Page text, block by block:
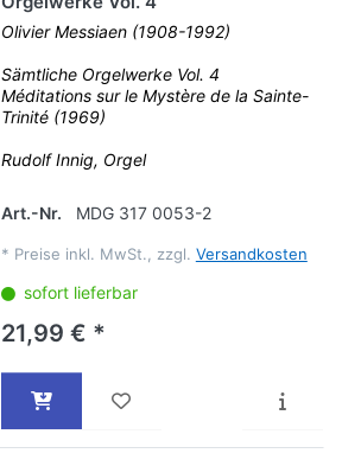
Olivier Messiaen (1908-1992)
Sämtliche Orgelwerke Vol. 4
Méditations sur le Mystère de la Sainte-
Trinité (1969)
Rudolf Innig, Orgel
Art.-Nr. MDG 317 0053-2
* Preise inkl. MwSt., zzgl. Versandkosten
sofort lieferbar
21,99 € *